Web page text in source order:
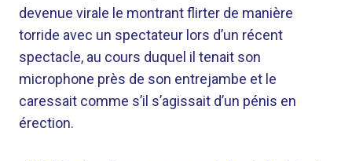
devenue virale le montrant flirter de manière
torride avec un spectateur lors d’un récent
spectacle, au cours duquel il tenait son
microphone près de son entrejambe et le
caressait comme s’il s’agissait d’un pénis en
érection.